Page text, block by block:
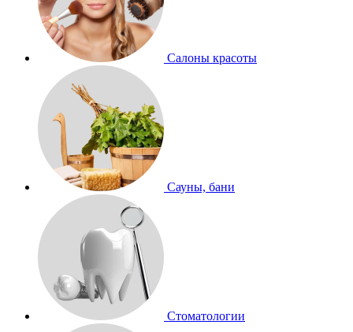
Салоны красоты
Сауны, бани
Стоматологии